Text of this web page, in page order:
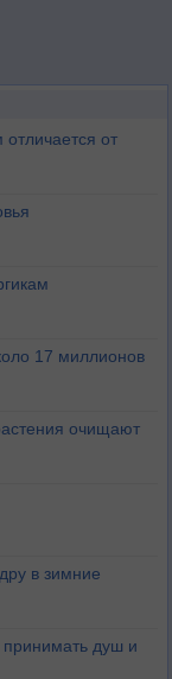
от
17 миллионов
очищают
в зимние
душ и